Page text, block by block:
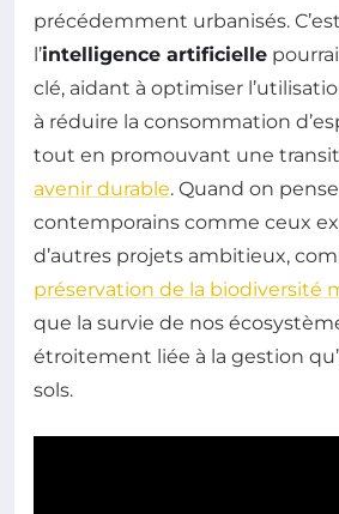
précédemment urbanisés.
l’intelligence artificielle
clé, aidant à optimiser
à réduire la consommation
tout en promouvant une
avenir durable. Quand on
contemporains comme ceux
d’autres projets ambitieux,
préservation de la biodiversité
que la survie de nos
étroitement liée à la gestion
sols.